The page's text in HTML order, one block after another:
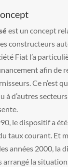
est un concept
constructeurs
Fiat l’a
afin de
Ce n’est
à d’autres
le dispositif a
taux courant. Et
années 2000, la
arrangé la